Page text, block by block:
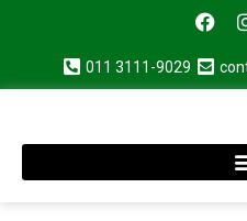
011 3111-9029